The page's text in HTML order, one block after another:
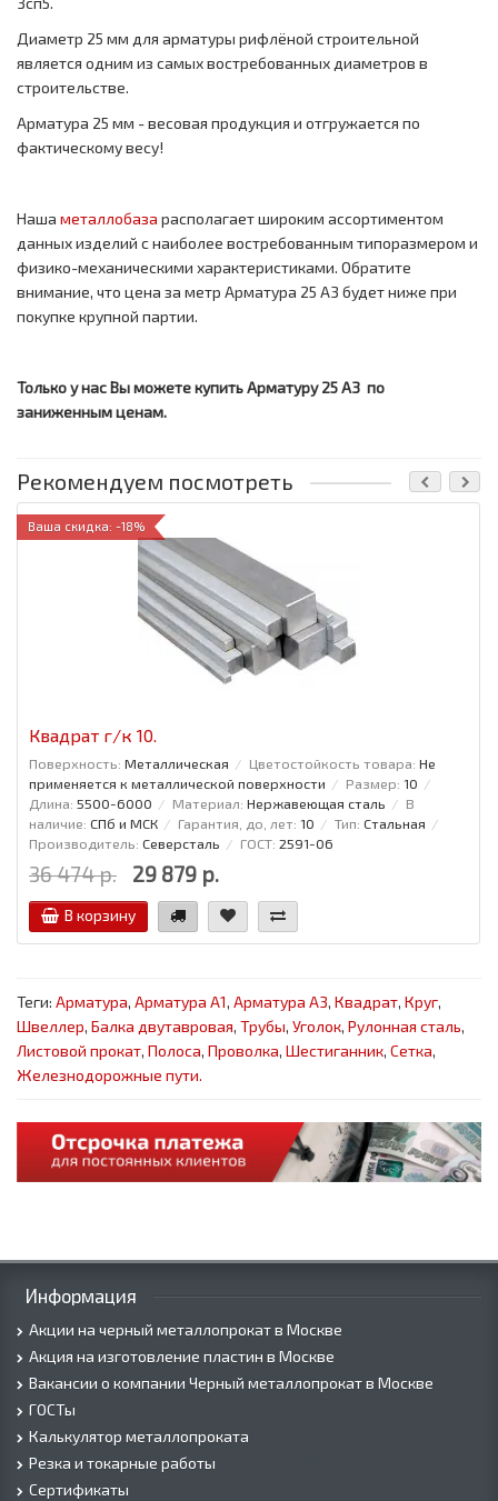
Диаметр 25 мм для арматуры рифлёной строительной
является одним из самых востребованных диаметров в
строительстве.
Арматура 25 мм - весовая продукция и отгружается по
фактическому весу!
Наша металлобаза располагает широким ассортиментом
данных изделий с наиболее востребованным типоразмером и
физико-механическими характеристиками. Обратите
внимание, что цена за метр Арматура 25 А3 будет ниже при
покупке крупной партии.
Только у нас Вы можете купить Арматуру 25 А3 по
заниженным ценам.
Рекомендуем посмотреть
Ваша скидка: -18%
Квадрат г/к 10.
Поверхность: Металлическая Цветостойкость товара: Не
применяется к металлической поверхности
Размер: 10
Длина: 5500-6000 Материал: Нержавеющая сталь
В
наличие: СПб и МСК Гарантия, до, лет: 10 Тип: Стальная
Производитель: Северсталь ГОСТ: 2591-06
36 474 р. 29 879 р.
В корзину
Теги: Арматура, Арматура А1, Арматура А3, Квадрат, Круг,
Швеллер, Балка двутавровая, Трубы, Уголок, Рулонная сталь,
Листовой прокат, Полоса, Проволка, Шестиганник, Сетка,
Железнодорожные пути.
Информация
Акции на черный металлопрокат в Москве
Акция на изготовление пластин в Москве
Вакансии о компании Черный металлопрокат в Москве
ГОСТы
Калькулятор металлопроката
Резка и токарные работы
Сертификаты